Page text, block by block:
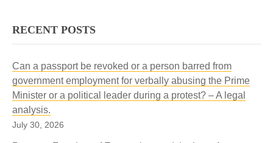
RECENT POSTS
Can a passport be revoked or a person barred from
government employment for verbally abusing the Prime
Minister or a political leader during a protest? – A legal
analysis.
July 30, 2026